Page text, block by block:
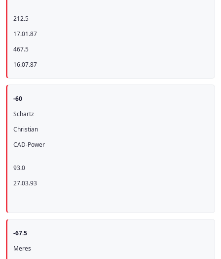
212.5
17.01.87
467.5
16.07.87
-60
Schartz
Christian
CAD-Power
93.0
27.03.93
-67.5
Meres